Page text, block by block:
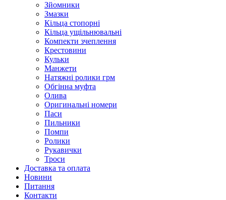
Зйомники
Змазки
Кільца стопорні
Кільца ущільнювальні
Компекти зчеплення
Крестовини
Кульки
Манжети
Натяжні ролики грм
Обгінна муфта
Олива
Оригинальні номери
Паси
Пильники
Помпи
Ролики
Рукавички
Троси
Доставка та оплата
Новини
Питання
Контакти